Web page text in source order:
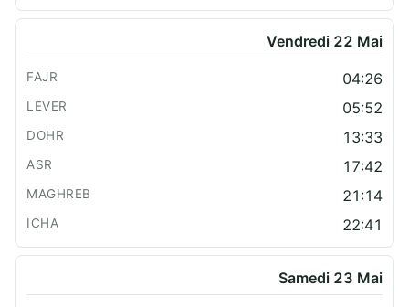
Vendredi 22 Mai
04:26
05:52
13:33
17:42
21:14
22:41
Samedi 23 Mai